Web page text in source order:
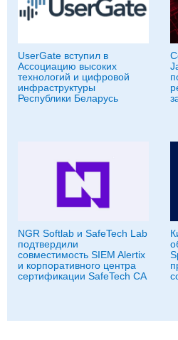
UserGate вступил в
Ассоциацию высоких
технологий и цифровой
инфраструктуры
Республики Беларусь
NGR Softlab и SafeTech Lab
подтвердили
совместимость SIEM Alertix
и корпоративного центра
сертификации SafeTech CA